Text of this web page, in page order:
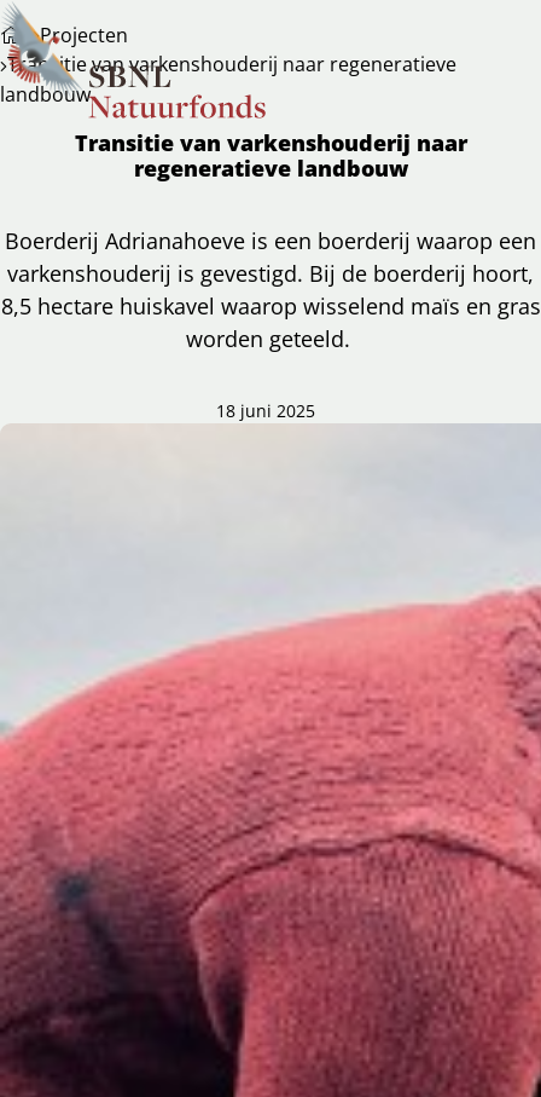
Projecten
Transitie van varkenshouderij naar regeneratieve
landbouw
Transitie van varkenshouderij naar
regeneratieve landbouw
Boerderij Adrianahoeve is een boerderij waarop een
varkenshouderij is gevestigd. Bij de boerderij hoort,
8,5 hectare huiskavel waarop wisselend maïs en gras
worden geteeld.
18 juni 2025